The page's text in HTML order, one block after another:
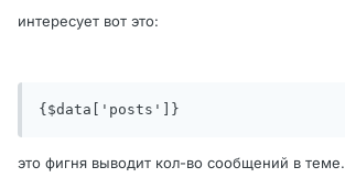
интересует вот это:
{$data['posts']}
это фигня выводит кол-во сообщений в теме.